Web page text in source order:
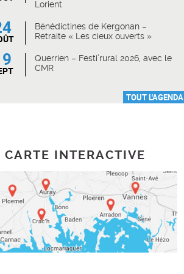
Lorient
Bénédictines de Kergonan –
Retraite « Les cieux ouverts »
Querrien – Festi’rural 2026, avec le
CMR
TOUT L'AGENDA
CARTE INTERACTIVE